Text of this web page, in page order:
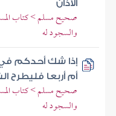
الأذان
صحيح مسلم > كتاب
والسجود له
إذا شك أحدكم في
أم أربعا فليطرح
صحيح مسلم > كتاب
والسجود له